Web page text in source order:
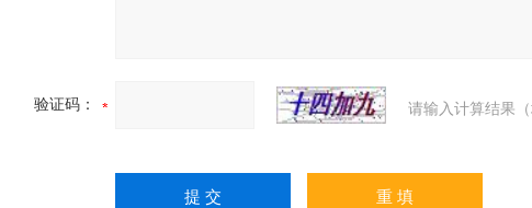
验证码： 请输入计算结果